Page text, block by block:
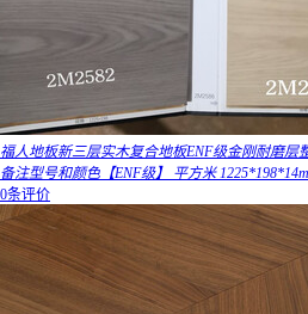
福人地板新三层实木复合地板ENF级金刚耐磨层
备注型号和颜色【ENF级】 平方米
0条评价